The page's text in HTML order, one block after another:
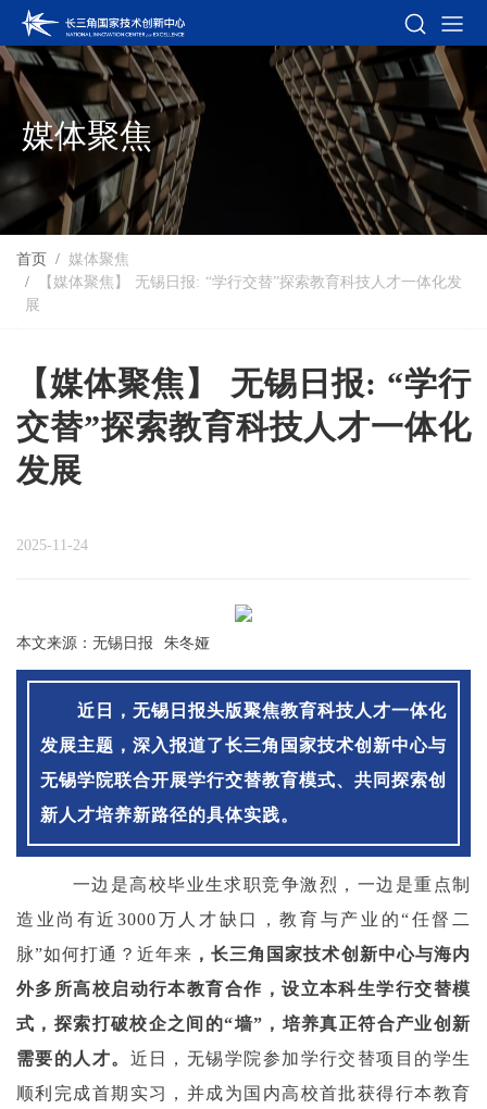
媒体聚焦
首页
媒体聚焦
【媒体聚焦】 无锡日报: “学行交替”探索教育科技人才一体化发
展
【媒体聚焦】 无锡日报: “学行
交替”探索教育科技人才一体化
发展
2025-11-24
本文来源：无锡日报 朱冬娅
近日，无锡日报头版聚焦教育科技人才一体化
发展主题，深入报道了长三角国家技术创新中心与
无锡学院联合开展学行交替教育模式、共同探索创
新人才培养新路径的具体实践。
一边是高校毕业生求职竞争激烈，一边是重点制
造业尚有近3000万人才缺口，教育与产业的“任督二
脉”如何打通？近年来 ，长三角国家技术创新中心与海内
外多所高校启动行本教育合作，设立本科生学行交替模
式，探索打破校企之间的“墙”，培养真正符合产业创新
需要的人才。 近日，无锡学院参加学行交替项目的学生
顺利完成首期实习，并成为国内高校首批获得行本教育